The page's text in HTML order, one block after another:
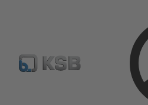
Hírlevél Termékkonfiguráció